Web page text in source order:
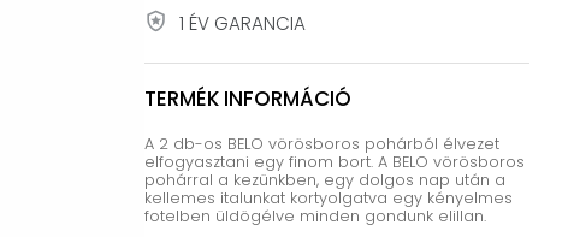
local_police 1 ÉV GARANCIA
TERMÉK INFORMÁCIÓ
A 2 db-os BELO vörösboros pohárból élvezet
elfogyasztani egy finom bort. A BELO vörösboros
pohárral a kezünkben, egy dolgos nap után a
kellemes italunkat kortyolgatva egy kényelmes
fotelben üldögélve minden gondunk elillan.